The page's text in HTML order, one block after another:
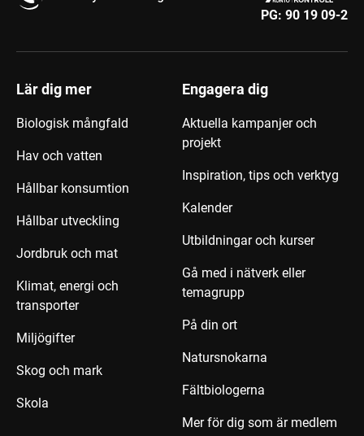
PG: 90 19 09-2
Lär dig mer
Biologisk mångfald
Hav och vatten
Hållbar konsumtion
Hållbar utveckling
Jordbruk och mat
Klimat, energi och
transporter
Miljögifter
Skog och mark
Skola
Engagera dig
Aktuella kampanjer och
projekt
Inspiration, tips och verktyg
Kalender
Utbildningar och kurser
Gå med i nätverk eller
temagrupp
På din ort
Natursnokarna
Fältbiologerna
Mer för dig som är medlem